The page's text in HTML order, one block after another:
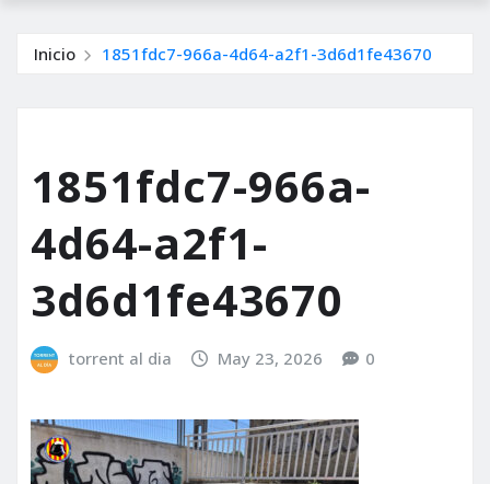
Inicio 1851fdc7-966a-4d64-a2f1-3d6d1fe43670
1851fdc7-966a-
4d64-a2f1-
3d6d1fe43670
torrent al dia May 23, 2026 0